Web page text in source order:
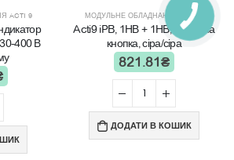
ACTI 9
400 В
МОДУЛЬНЕ ОБЛАДНАННЯ ACTI 9
Acti9 iPB, 1НВ + 1НВ, подвійна
кнопка, сіра/сіра
821.81₴
ДОДАТИ В КОШИК